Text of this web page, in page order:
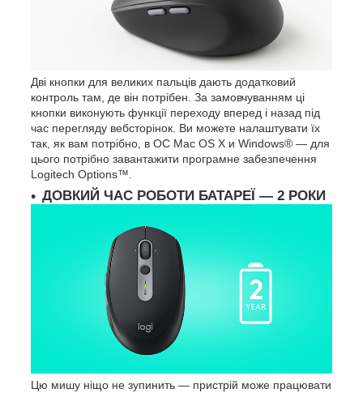
Дві кнопки для великих пальців дають додатковий
контроль там, де він потрібен. За замовчуванням ці
кнопки виконують функції переходу вперед і назад під
час перегляду вебсторінок. Ви можете налаштувати їх
так, як вам потрібно, в ОС Mac OS X и Windows® — для
цього потрібно завантажити програмне забезпечення
Logitech Options™.
ДОВКИЙ ЧАС РОБОТИ БАТАРЕЇ — 2 РОКИ
Цю мишу ніщо не зупинить — пристрій може працювати